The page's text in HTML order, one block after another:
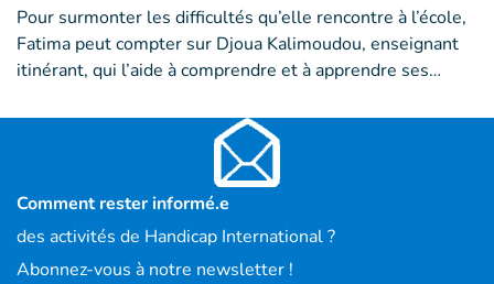
Pour surmonter les difficultés qu’elle rencontre à l’école,
Fatima peut compter sur Djoua Kalimoudou, enseignant
itinérant, qui l’aide à comprendre et à apprendre ses…
Comment rester informé.e
des activités de Handicap International ?
Abonnez-vous à notre newsletter !